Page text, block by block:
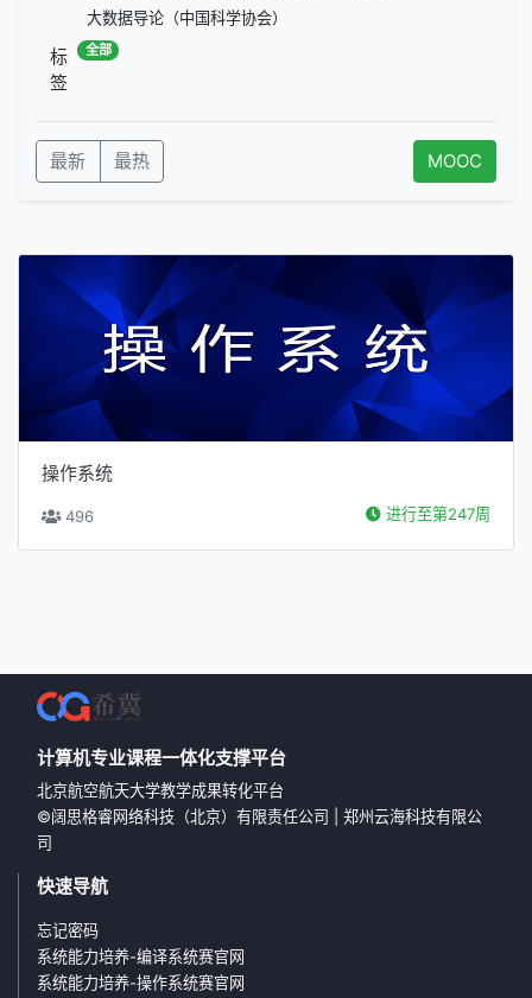
大数据导论（中国科学协会）
标
签
全部
最新 最热 MOOC
操作系统
496 进行至第247周
计算机专业课程一体化支撑平台
北京航空航天大学教学成果转化平台
©阔思格睿网络科技（北京）有限责任公司
郑州云海科技有限公
司
快速导航
忘记密码
系统能力培养-编译系统赛官网
系统能力培养-操作系统赛官网